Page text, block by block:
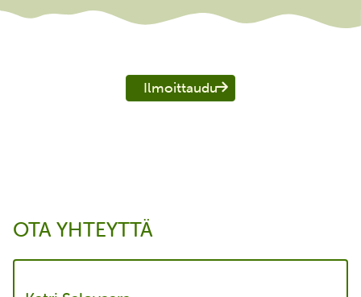
Ilmoittaudu
OTA YHTEYTTÄ